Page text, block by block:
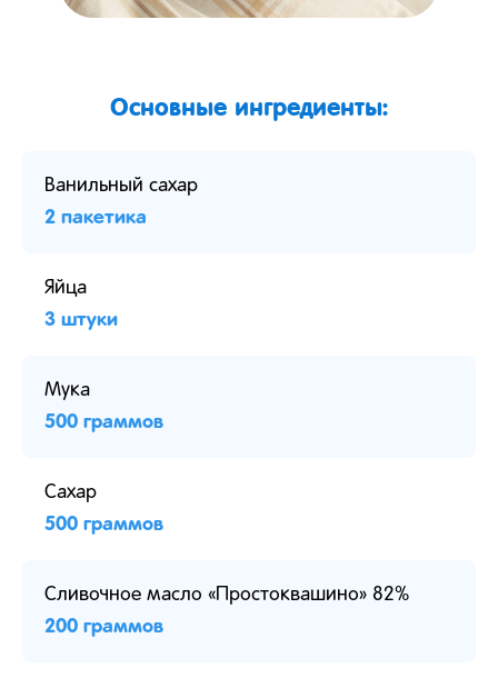
Основные ингредиенты:
Ванильный сахар
2 пакетика
Яйца
3 штуки
Мука
500 граммов
Сахар
500 граммов
Сливочное масло «Простоквашино» 82%
200 граммов